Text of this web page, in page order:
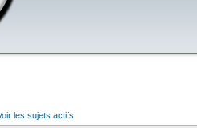
les sujets actifs